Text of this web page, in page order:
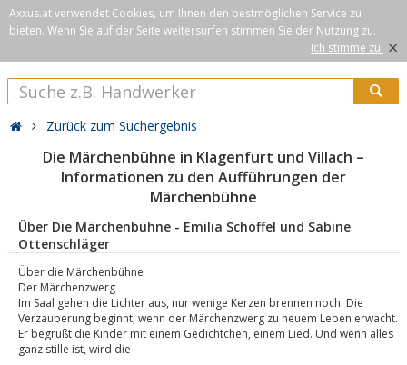
Axxus.at verwendet Cookies, um Ihnen den bestmöglichen Service zu
bieten. Wenn Sie auf der Seite weitersurfen stimmen Sie der Nutzung zu.
Ich stimme zu. ×
Zurück zum Suchergebnis
Die Märchenbühne in Klagenfurt und Villach –
Informationen zu den Aufführungen der
Märchenbühne
Über Die Märchenbühne - Emilia Schöffel und Sabine
Ottenschläger
Über die Märchenbühne
Der Märchenzwerg
Im Saal gehen die Lichter aus, nur wenige Kerzen brennen noch. Die
Verzauberung beginnt, wenn der Märchenzwerg zu neuem Leben erwacht.
Er begrüßt die Kinder mit einem Gedichtchen, einem Lied. Und wenn alles
ganz stille ist, wird die